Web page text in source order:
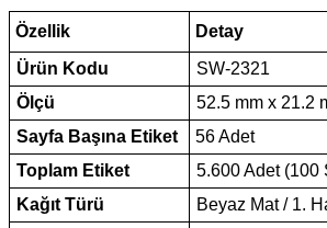
Özellik
Detay
Ürün Kodu
SW-2321
Ölçü
52.5 mm x 21.2
Sayfa Başına Etiket
56 Adet
Toplam Etiket
5.600 Adet (100
Kağıt Türü
Beyaz Mat / 1.